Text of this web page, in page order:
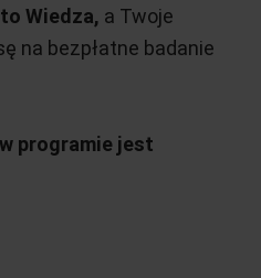
Wiedza, a Twoje
na bezpłatne badanie
programie jest